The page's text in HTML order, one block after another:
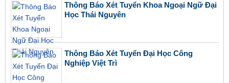
Thông Báo Xét Tuyển Khoa Ngoại Ngữ Đại
Học Thái Nguyên
Thông Báo Xét Tuyển Đại Học Công
Nghiệp Việt Trì